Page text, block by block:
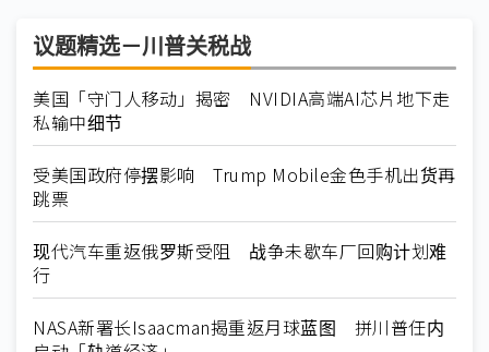
议题精选－川普关税战
美国「守门人移动」揭密 NVIDIA高端AI芯片地下走
私输中细节
受美国政府停摆影响 Trump Mobile金色手机出货再
跳票
现代汽车重返俄罗斯受阻 战争未歇车厂回购计划难
行
NASA新署长Isaacman揭重返月球蓝图 拼川普任内